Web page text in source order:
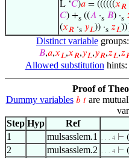
L ‘𝐶)𝑎 = ((((((𝑥𝑅
𝐶) +s ((𝐴 ·s 𝐵) ·s
(𝑥𝑅 ·s 𝑦𝐿)) ·s 𝑧𝐿
Distinct variable groups:
𝐵,𝑎,𝑥𝐿,𝑥𝑅,𝑦𝐿,𝑦𝑅,𝑧𝐿,𝑧
Allowed substitution hints:
Proof of
Dummy variables 𝑏 𝑡are
Step Hyp Ref
1
mulsasslem.1 . . . 4 ⊢ (
2 mulsasslem.2 . . . 4 ⊢ (